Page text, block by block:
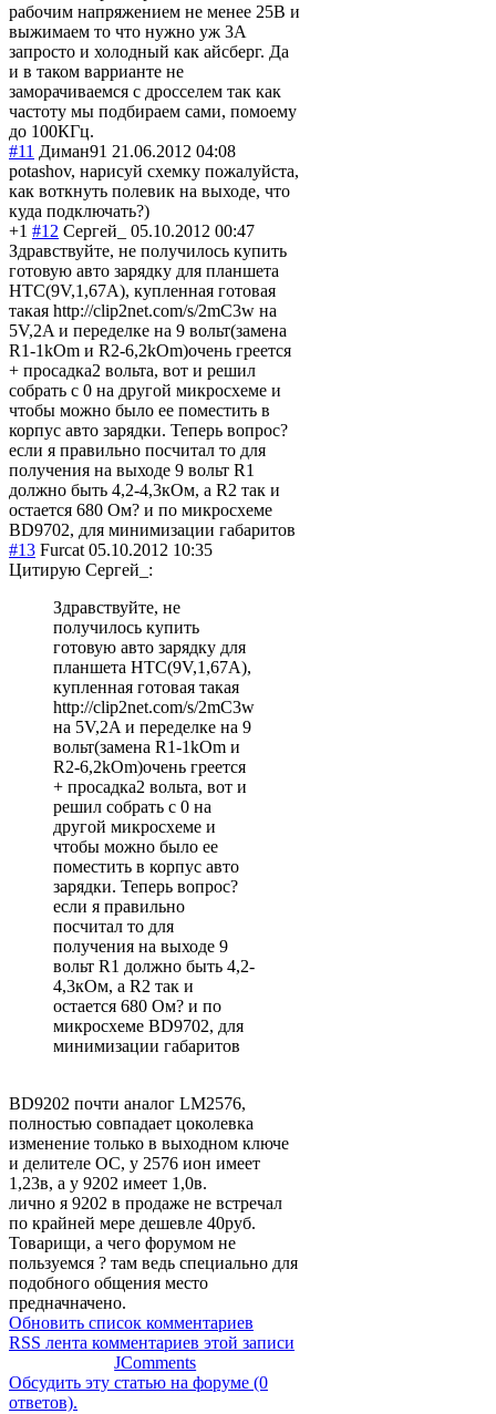
рабочим напряжением не менее 25В и
выжимаем то что нужно уж 3А
запросто и холодный как айсберг. Да
и в таком варрианте не
заморачиваемся с дросселем так как
частоту мы подбираем сами, помоему
до 100КГц.
#11 Диман91 21.06.2012 04:08
potashov, нарисуй схемку пожалуйста,
как воткнуть полевик на выходе, что
куда подключать?)
+1 #12 Сергей_
05.10.2012 00:47
Здравствуйте, не получилось купить
готовую авто зарядку для планшета
НТС(9V,1,67A), купленная готовая
такая http://clip2net.com/s/2mC3w на
5V,2A и переделке на 9 вольт(замена
R1-1kOm и R2-6,2kOm)очень греется
+ просадка2 вольта, вот и решил
собрать с 0 на другой микросхеме и
чтобы можно было ее поместить в
корпус авто зарядки. Теперь вопрос?
если я правильно посчитал то для
получения на выходе 9 вольт R1
должно быть 4,2-4,3кОм, а R2 так и
остается 680 Ом? и по микросхеме
BD9702, для минимизации габаритов
#13 Furcat 05.10.2012 10:35
Цитирую Сергей_:
Здравствуйте, не
получилось купить
готовую авто зарядку для
планшета НТС(9V,1,67A),
купленная готовая такая
http://clip2net.com/s/2mC3w
на 5V,2A и переделке на 9
вольт(замена R1-1kOm и
R2-6,2kOm)очень греется
+ просадка2 вольта, вот и
решил собрать с 0 на
другой микросхеме и
чтобы можно было ее
поместить в корпус авто
зарядки. Теперь вопрос?
если я правильно
посчитал то для
получения на выходе 9
вольт R1 должно быть 4,2-
4,3кОм, а R2 так и
остается 680 Ом? и по
микросхеме BD9702, для
минимизации габаритов
BD9202 почти аналог LM2576,
полностью совпадает цоколевка
изменение только в выходном ключе
и делителе ОС, у 2576 ион имеет
1,23в, а у 9202 имеет 1,0в.
лично я 9202 в продаже не встречал
по крайней мере дешевле 40руб.
Товарищи, а чего форумом не
пользуемся ? там ведь специально для
подобного общения место
предначначено.
Обновить список комментариев
RSS лента комментариев этой записи
JComments
Обсудить эту статью на форуме (0
ответов).